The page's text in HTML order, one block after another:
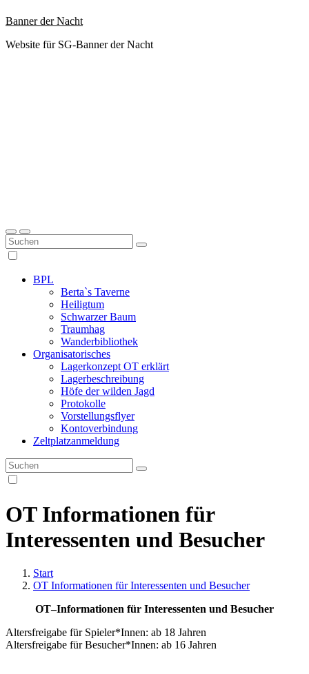
Zum
springen
Banner der Nacht
Website für SG-Banner der Nacht
BPL
Berta`s Taverne
Heiligtum
Schwarzer Baum
Traumhag
Wanderbibliothek
Organisatorisches
Lagerkonzept OT erklärt
Lagerbeschreibung
Höfe der wilden Jagd
Protokolle
Vorstellungsflyer
Kontoverbindung
Zeltplatzanmeldung
OT Informationen für
Interessenten und Besucher
Start
OT Informationen für Interessenten und Besucher
OT–Informationen für Interessenten und Besucher
Altersfreigabe für Spieler*Innen: ab 18 Jahren
Altersfreigabe für Besucher*Innen: ab 16 Jahren